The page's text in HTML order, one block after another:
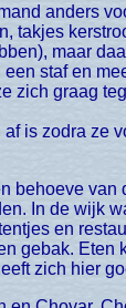
anders
takjes
maar
staf en
zich graag
is zodra ze
In de wijk
en
gebak. Eten
zich hier